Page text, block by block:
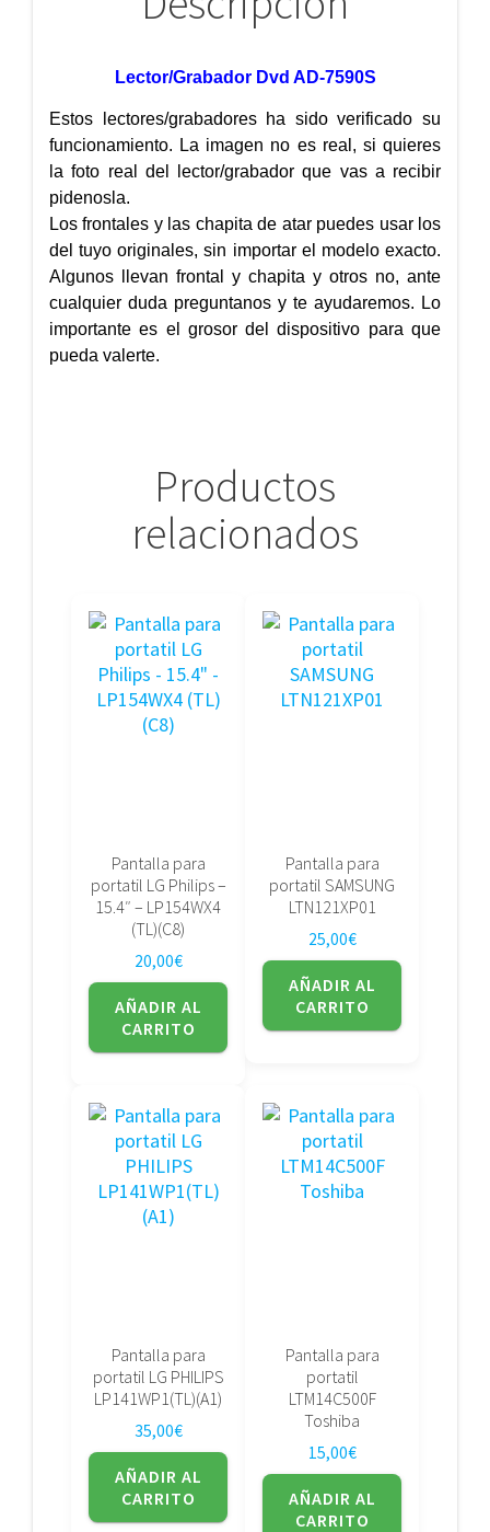
Lector/Grabador Dvd AD-7590S
Estos lectores/grabadores ha sido verificado su
funcionamiento. La imagen no es real, si quieres
la foto real del lector/grabador que vas a recibir
pidenosla.
Los frontales y las chapita de atar puedes usar los
del tuyo originales, sin importar el modelo exacto.
Algunos llevan frontal y chapita y otros no, ante
cualquier duda preguntanos y te ayudaremos. Lo
importante es el grosor del dispositivo para que
pueda valerte.
Productos
relacionados
Pantalla para
portatil LG Philips –
15.4″ – LP154WX4
(TL)(C8)
20,00€
AÑADIR AL
CARRITO
Pantalla para
portatil SAMSUNG
LTN121XP01
25,00€
AÑADIR AL
CARRITO
Pantalla para
portatil LG PHILIPS
LP141WP1(TL)(A1)
35,00€
AÑADIR AL
CARRITO
Pantalla para
portatil
LTM14C500F
Toshiba
15,00€
AÑADIR AL
CARRITO